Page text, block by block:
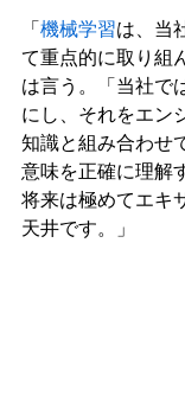
「 機械学習は、当
て重点的に取り組
は言う。「当社で
にし、それをエン
知識と組み合わせ
意味を正確に理解
将来は極めてエキ
天井です。」